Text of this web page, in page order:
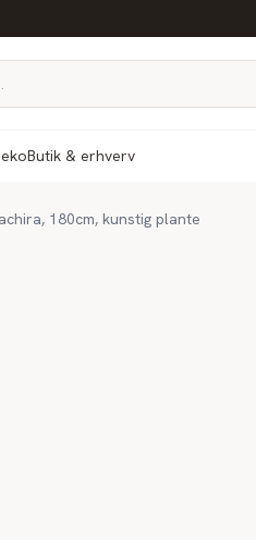
Butik & erhverv
180cm, kunstig plante